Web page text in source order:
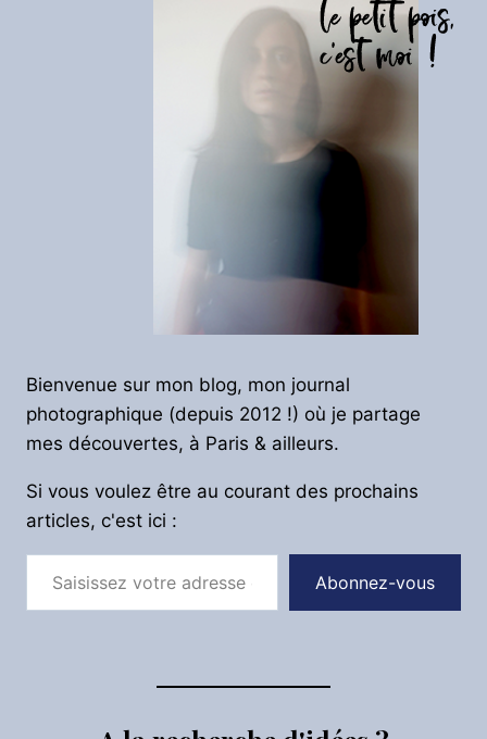
Bienvenue sur mon blog, mon journal
photographique (depuis 2012 !) où je partage
mes découvertes, à Paris & ailleurs.
Si vous voulez être au courant des prochains
articles, c'est ici :
Saisissez votre adresse e-mail…
Abonnez-vous